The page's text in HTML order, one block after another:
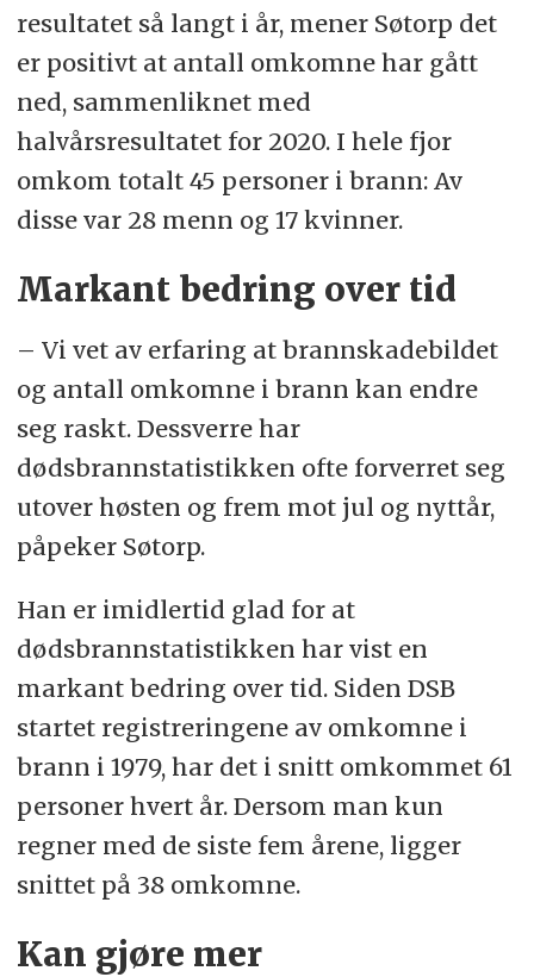
resultatet så langt i år, mener Søtorp det
er positivt at antall omkomne har gått
ned, sammenliknet med
halvårsresultatet for 2020. I hele fjor
omkom totalt 45 personer i brann: Av
disse var 28 menn og 17 kvinner.
Markant bedring over tid
– Vi vet av erfaring at brannskadebildet
og antall omkomne i brann kan endre
seg raskt. Dessverre har
dødsbrannstatistikken ofte forverret seg
utover høsten og frem mot jul og nyttår,
påpeker Søtorp.
Han er imidlertid glad for at
dødsbrannstatistikken har vist en
markant bedring over tid. Siden DSB
startet registreringene av omkomne i
brann i 1979, har det i snitt omkommet 61
personer hvert år. Dersom man kun
regner med de siste fem årene, ligger
snittet på 38 omkomne.
Kan gjøre mer